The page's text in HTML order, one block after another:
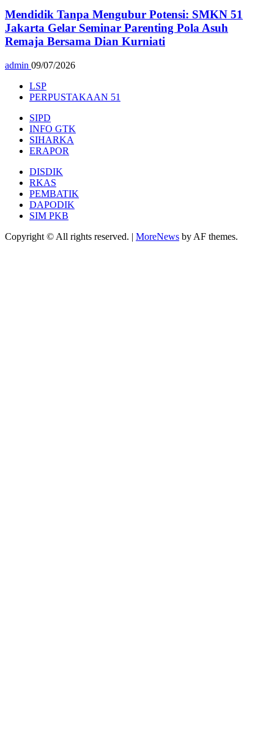
Mendidik Tanpa Mengubur Potensi: SMKN 51
Jakarta Gelar Seminar Parenting Pola Asuh
Remaja Bersama Dian Kurniati
admin 09/07/2026
LSP
PERPUSTAKAAN 51
SIPD
INFO GTK
SIHARKA
ERAPOR
DISDIK
RKAS
PEMBATIK
DAPODIK
SIM PKB
Copyright © All rights reserved. | MoreNews by AF themes.